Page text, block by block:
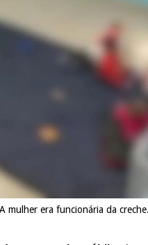
A mulher era funcionária da